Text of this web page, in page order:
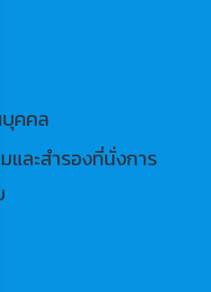
คคล
และสำรองที่นั่งการ